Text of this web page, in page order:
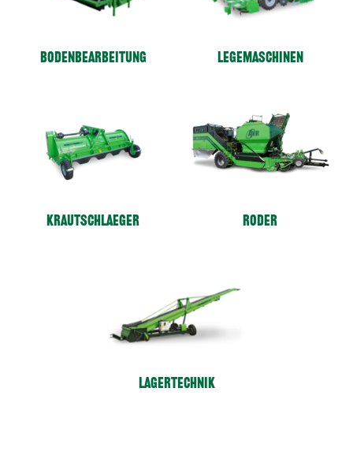
Bodenbearbeitung Legemaschinen
Krautschlaeger Roder
Lagertechnik